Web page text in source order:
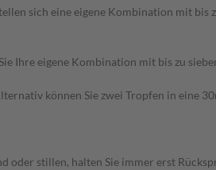
sich eine eigene Kombination mit
Ihre eigene Kombination mit bis zu
können Sie zwei Tropfen in
oder stillen, halten Sie immer erst